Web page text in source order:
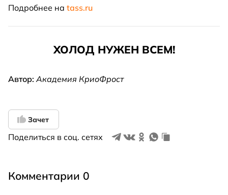
Подробнее на tass.ru
ХОЛОД НУЖЕН ВСЕМ!
Автор:Академия КриоФрост
Зачет
Поделиться в соц. сетях
Комментарии 0